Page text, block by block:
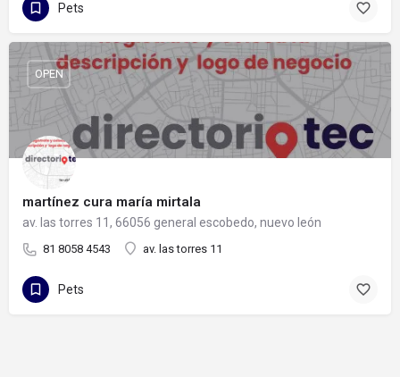
Pets
martínez cura maría mirtala
av. las torres 11, 66056 general escobedo, nuevo león
81 8058 4543 av. las torres 11
OPEN
Pets